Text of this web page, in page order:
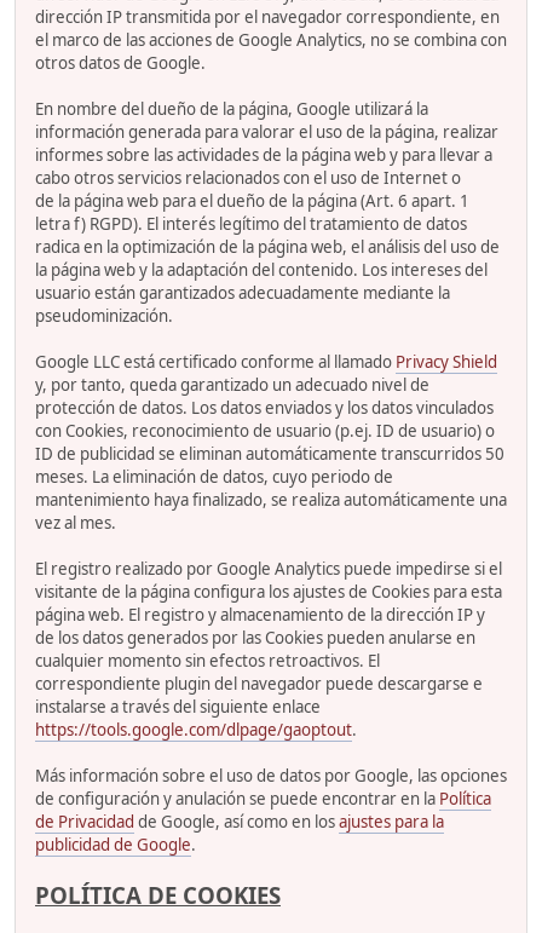
dirección IP transmitida por el navegador correspondiente, en
el marco de las acciones de Google Analytics, no se combina con
otros datos de Google.
En nombre del dueño de la página, Google utilizará la
información generada para valorar el uso de la página, realizar
informes sobre las actividades de la página web y para llevar a
cabo otros servicios relacionados con el uso de Internet o
de la página web para el dueño de la página (Art. 6 apart. 1
letra f) RGPD). El interés legítimo del tratamiento de datos
radica en la optimización de la página web, el análisis del uso de
la página web y la adaptación del contenido. Los intereses del
usuario están garantizados adecuadamente mediante la
pseudominización.
Google LLC está certificado conforme al llamado Privacy Shield
y, por tanto, queda garantizado un adecuado nivel de
protección de datos. Los datos enviados y los datos vinculados
con Cookies, reconocimiento de usuario (p.ej. ID de usuario) o
ID de publicidad se eliminan automáticamente transcurridos 50
meses. La eliminación de datos, cuyo periodo de
mantenimiento haya finalizado, se realiza automáticamente una
vez al mes.
El registro realizado por Google Analytics puede impedirse si el
visitante de la página configura los ajustes de Cookies para esta
página web. El registro y almacenamiento de la dirección IP y
de los datos generados por las Cookies pueden anularse en
cualquier momento sin efectos retroactivos. El
correspondiente plugin del navegador puede descargarse e
instalarse a través del siguiente enlace
https://tools.google.com/dlpage/gaoptout.
Más información sobre el uso de datos por Google, las opciones
de configuración y anulación se puede encontrar en la Política
de Privacidad de Google, así como en losajustes para la
publicidad de Google.
POLÍTICA DE COOKIES